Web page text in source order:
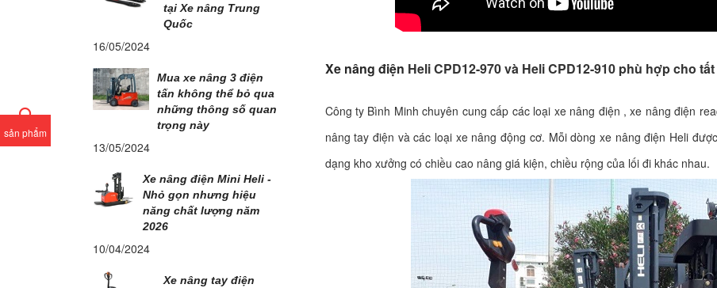
sản phẩm
tại Xe nâng Trung
Quốc
16/05/2024
Mua xe nâng 3 điện
tấn không thể bỏ qua
những thông số quan
trọng này
13/05/2024
Xe nâng điện Mini Heli -
Nhỏ gọn nhưng hiệu
năng chất lượng năm
2026
10/04/2024
Xe nâng tay điện
Xe nâng điện Heli CPD12-970 và Heli CPD12-910 phù hợp cho
Công ty Bình Minh chuyên cung cấp các loại xe nâng điện , xe nâng điện
nâng tay điện và các loại xe nâng động cơ. Mỗi dòng xe nâng điện Heli
dạng kho xưởng có chiều cao nâng giá kiện, chiều rộng của lối đi khác nhau.